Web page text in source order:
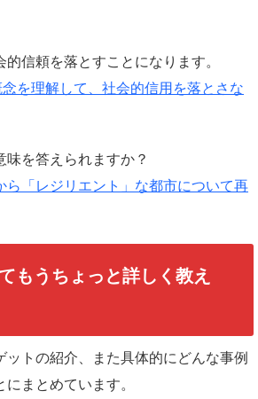
信頼を落とすことになります。
を理解して、社会的信用を落とさな
味を答えられますか？
ら「レジリエント」な都市について再
もうちょっと詳しく教え
ットの紹介、また具体的にどんな事例
まとめています。